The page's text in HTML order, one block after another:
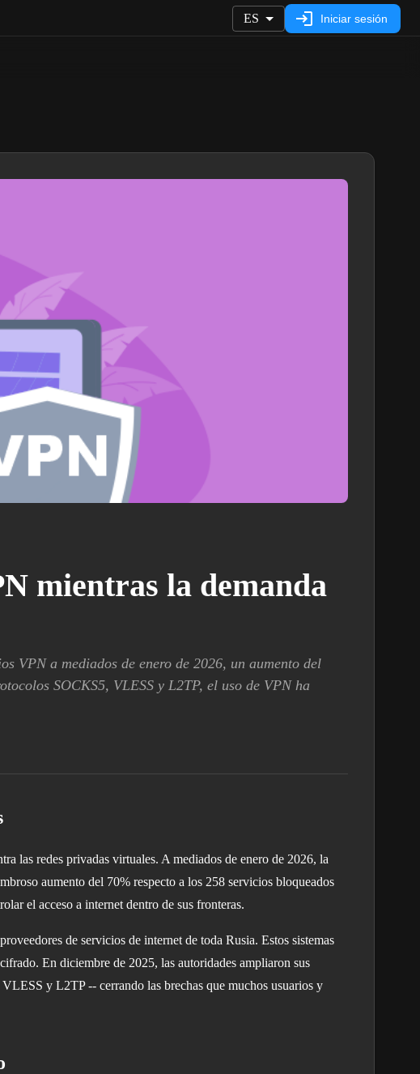
ES Iniciar sesión
mientras la demanda
VPN a mediados de enero de 2026, un aumento del
SOCKS5, VLESS y L2TP, el uso de VPN ha
las redes privadas virtuales. A mediados de enero de 2026, la
aumento del 70% respecto a los 258 servicios bloqueados
el acceso a internet dentro de sus fronteras.
de servicios de internet de toda Rusia. Estos sistemas
En diciembre de 2025, las autoridades ampliaron sus
y L2TP -- cerrando las brechas que muchos usuarios y